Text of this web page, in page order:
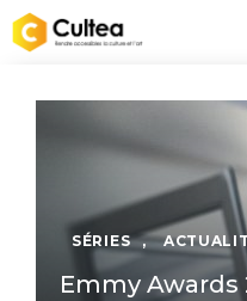
Aller
au
SÉRIES ,
Emmy Awards